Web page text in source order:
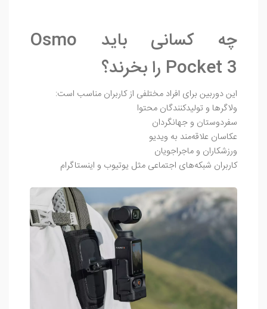
چه کسانی باید Osmo
Pocket 3 را بخرند؟
این دوربین برای افراد مختلفی از کاربران مناسب است:
ولاگرها و تولیدکنندگان محتوا
سفر‌دوستان و جهانگردان
عکاسان علاقه‌مند به ویدیو
ورزشکاران و ماجراجویان
کاربران شبکه‌های اجتماعی مثل یوتیوب و اینستاگرام